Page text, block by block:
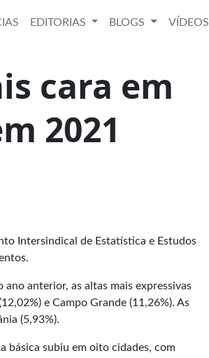
EDITORIAS BLOGS
VÍDEOS
cara em
2021
Intersindical de Estatística e Estudos
anterior, as altas mais expressivas
e Campo Grande (11,26%). As
(5,93%).
básica subiu em oito cidades, com